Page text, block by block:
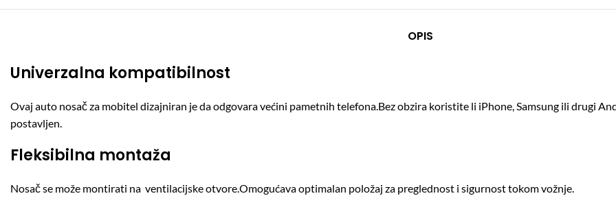
OPIS
Univerzalna kompatibilnost
Ovaj auto nosač za mobitel dizajniran je da odgovara većini pametnih telefona.Bez obzira koristite li iPhone, Samsung ili drugi
postavljen.
Fleksibilna montaža
Nosač se može montirati na ventilacijske otvore.Omogućava optimalan položaj za preglednost i sigurnost tokom vožnje.